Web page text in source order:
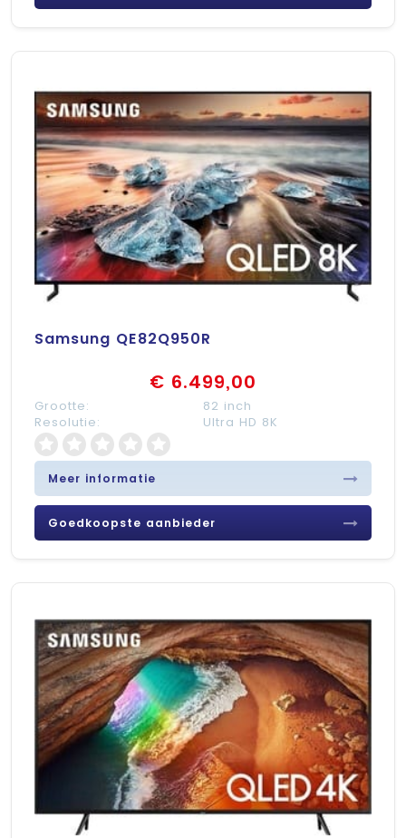
Samsung QE82Q950R
€ 6.499,00
Grootte:
82 inch
Resolutie:
Ultra HD 8K
Meer informatie
Goedkoopste aanbieder